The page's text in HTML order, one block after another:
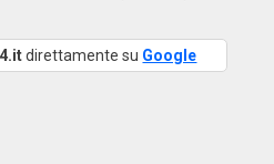
direttamente su Google